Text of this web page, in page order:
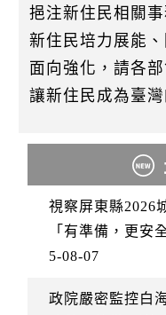
挹注新住民相關
新住民培力展能
面向強化，請各
讓新住民成為臺灣
視察屏東縣2026
「有準備，更安
5-08-07
政院嚴密監控白